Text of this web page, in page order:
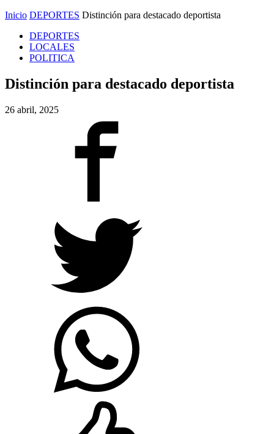
Inicio DEPORTES Distinción para destacado deportista
DEPORTES
LOCALES
POLITICA
Distinción para destacado deportista
26 abril, 2025